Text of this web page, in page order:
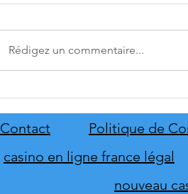
Rédigez un commentaire...
Contact Politique de
casino en ligne france légal
nouveau